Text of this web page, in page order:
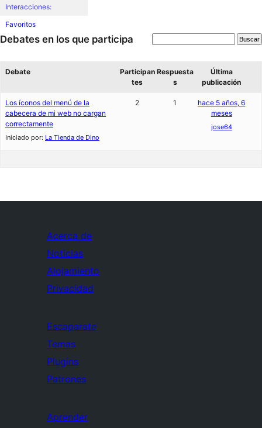
Interacciones:
Favoritos
Debates en los que participa
Debate
Participan
tes
Respuesta
s
Última
publicación
Los íconos del menú de la
cabecera de mi web no cargan
correctamente
Iniciado por: La Tienda de Dino
2 1
hace 5 años, 6
meses
jose64
Acerca de
Noticias
Alojamiento
Privacidad
Escaparate
Temas
Plugins
Patrones
Aprender